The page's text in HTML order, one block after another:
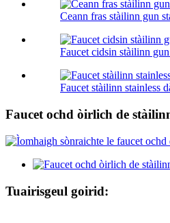
Ceann fras stàilinn gun
Faucet cidsin stàilinn
Faucet stàilinn stainless
Faucet ochd òirlich de
Tuairisgeul goirid: